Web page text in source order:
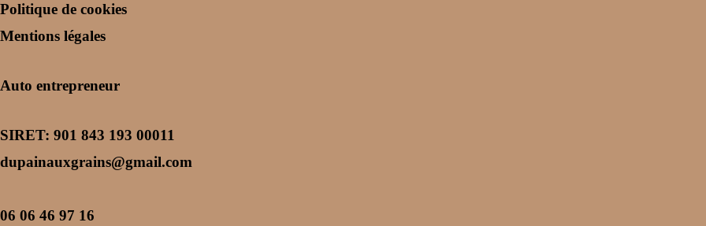
Politique de cookies
Mentions légales
Auto entrepreneur
SIRET: 901 843 193 00011
dupainauxgrains@gmail.com
06 06 46 97 16